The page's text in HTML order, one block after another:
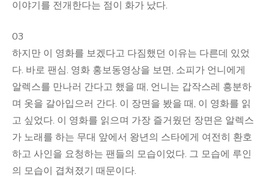
이야기를 전개한다는 점이 화가 났다.
03
하지만 이 영화를 보겠다고 다짐했던 이유는 다른데 있었
다. 바로 팬심. 영화 홍보동영상을 보면, 소피가 언니에게
알렉스를 만나러 간다고 했을 때, 언니는 갑작스레 흥분하
며 옷을 갈아입으러 간다. 이 장면을 봤을 때, 이 영화를 읽
고 싶었다. 이 영화를 읽으며 가장 즐거웠던 장면은 알렉스
가 노래를 하는 무대 앞에서 왕년의 스타에게 여전히 환호
하고 사인을 요청하는 팬들의 모습이었다. 그 모습에 루인
의 모습이 겹쳐졌기 때문이다.